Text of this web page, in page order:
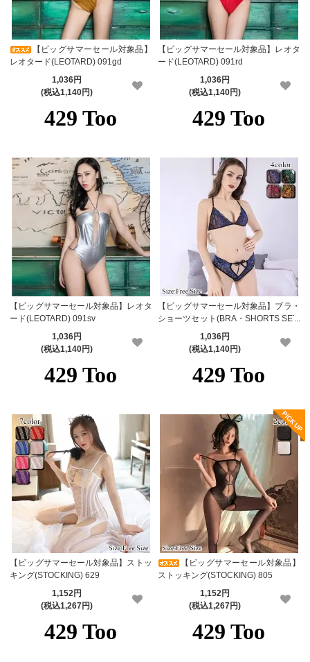
【ビッグサマーセール対象品】
レオタード(LEOTARD) 091gd
1,036円
(税込1,140円)
【ビッグサマーセール対象品】レオタ
ード(LEOTARD) 091rd
1,036円
(税込1,140円)
【ビッグサマーセール対象品】レオタ
ード(LEOTARD) 091sv
1,036円
(税込1,140円)
【ビッグサマーセール対象品】ブラ・
ショーツセット(BRA・SHORTS SET)
1,036円
(税込1,140円)
【ビッグサマーセール対象品】ストッ
キング(STOCKING) 629
1,152円
(税込1,267円)
【ビッグサマーセール対象品】
ストッキング(STOCKING) 805
1,152円
(税込1,267円)